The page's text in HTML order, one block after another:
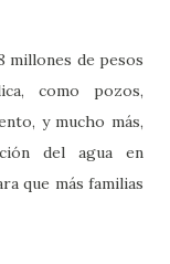
millones de pesos
como pozos,
y mucho más,
del agua en
que más familias